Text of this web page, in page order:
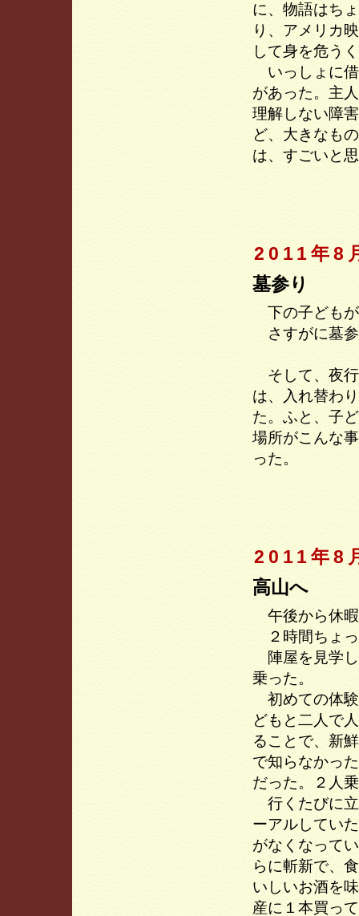
に、物語はち
り、アメリカ
して身を危う
いっしょに借
があった。主
理解しない障
ど、大きなも
は、すごいと
2011年8
墓参り
下の子どもが
さすがに墓
そして、夜行
は、入れ替わ
た。ふと、子
場所がこんな
った。
2011年8
高山へ
午後から休
２時間ちょっ
陣屋を見学し
乗った。
初めての体験
どもと二人で
ることで、新
で知らなかっ
だった。２人
行くたびに立
ーアルしてい
がなくなって
らに斬新で、
いしいお酒を
産に１本買っ